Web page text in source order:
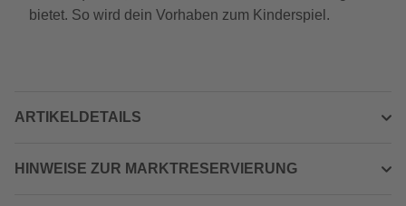
bietet. So wird dein Vorhaben zum Kinderspiel.
ARTIKELDETAILS
HINWEISE ZUR MARKTRESERVIERUNG